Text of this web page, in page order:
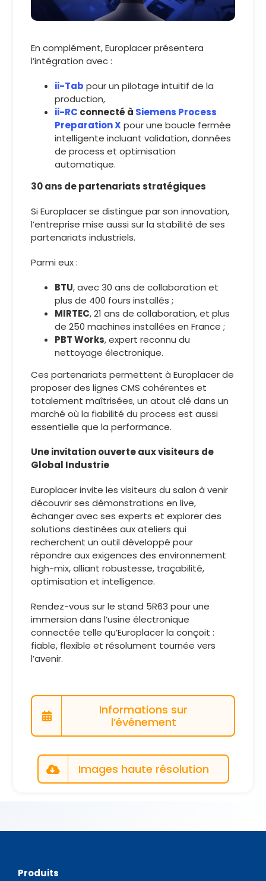
En complément, Europlacer présentera
l’intégration avec :
ii-Tab pour un pilotage intuitif de la
production,
ii-RC connecté à Siemens Process
Preparation X pour une boucle fermée
intelligente incluant validation, données
de process et optimisation
automatique.
30 ans de partenariats stratégiques
Si Europlacer se distingue par son innovation,
l’entreprise mise aussi sur la stabilité de ses
partenariats industriels.
Parmi eux :
BTU, avec 30 ans de collaboration et
plus de 400 fours installés ;
MIRTEC, 21 ans de collaboration, et plus
de 250 machines installées en France ;
PBT Works, expert reconnu du
nettoyage électronique.
Ces partenariats permettent à Europlacer de
proposer des lignes CMS cohérentes et
totalement maîtrisées, un atout clé dans un
marché où la fiabilité du process est aussi
essentielle que la performance.
Une invitation ouverte aux visiteurs de
Global Industrie
Europlacer invite les visiteurs du salon à venir
découvrir ses démonstrations en live,
échanger avec ses experts et explorer des
solutions destinées aux ateliers qui
recherchent un outil développé pour
répondre aux exigences des environnement
high-mix, alliant robustesse, traçabilité,
optimisation et intelligence.
Rendez-vous sur le stand 5R63 pour une
immersion dans l’usine électronique
connectée telle qu’Europlacer la conçoit :
fiable, flexible et résolument tournée vers
l’avenir.
Informations sur
l’événement
Images haute résolution
Produits